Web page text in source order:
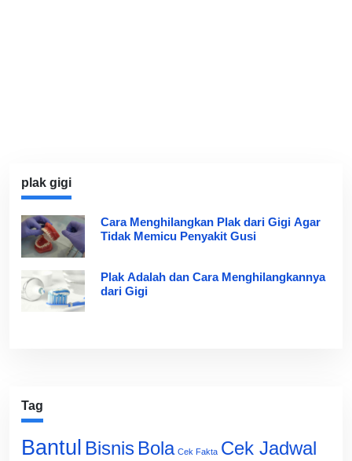
plak gigi
Cara Menghilangkan Plak dari Gigi Agar
Tidak Memicu Penyakit Gusi
Plak Adalah dan Cara Menghilangkannya
dari Gigi
Tag
Bantul Bisnis Bola Cek Fakta Cek Jadwal